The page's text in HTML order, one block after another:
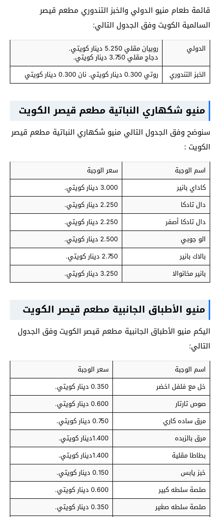
قائمة طعام منيو الدولي والخبز التندوري مطعم قيصر
السالمية الكويت وفق الجدول التالي:
الدولي روبيان مقلي 5.250 دينار كويتي.
دجاج مقلي 3.750 دينار كويتي.
الخبز التندوري
روتي 0.300 دينار كويتي. نان 0.300 دينار كويتي
منيو شكهاري النباتية مطعم قيصر الكويت
سنوضح وفق الجدول التالي منيو شكهاري النباتية مطعم قيصر
الكويت :
اسم الوجبة
سعر الوجبة
كاداي بانير
3.000 دينار كويتي.
دال تادكا
2.250 دينار كويتي.
دال تادكا أصفر
2.250 دينار كويتي.
الو جوبي
2.500 دينار كويتي.
بالاك بانير
2.750 دينار كويتي.
بانير مخانوالا
3.250 دينار كويتي.
منيو الأطباق الجانبية مطعم قيصر الكويت
اليكم منيو الأطباق الجانبية مطعم قيصر الكويت وفق الجدول
التالي:
اسم الوجبة
سعر الوجبة
خل مع فلفل اخضر
0.350 دينار كويتي.
صوص تارتار
0.600 دينار كويتي.
مرق ساده كاري
0.750 دينار كويتي.
مرق بالزبده
1.400دينار كويتي.
بطاطا مقلية
1.400دينار كويتي.
خبز يابس
0.150 دينار كويتي.
صلصة سلطه كبير
0.600 دينار كويتي.
صلصة سلطه صغير
0.350 دينار كويتي.